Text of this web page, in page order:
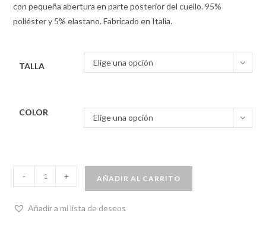
con pequeña abertura en parte posterior del cuello. 95%
poliéster y 5% elastano. Fabricado en Italia.
TALLA Elige una opción
COLOR
Elige una opción
- + AÑADIR AL CARRITO
Añadir a mi lista de deseos